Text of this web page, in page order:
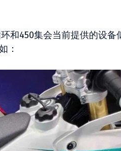
和450集会当前提供的设备
：